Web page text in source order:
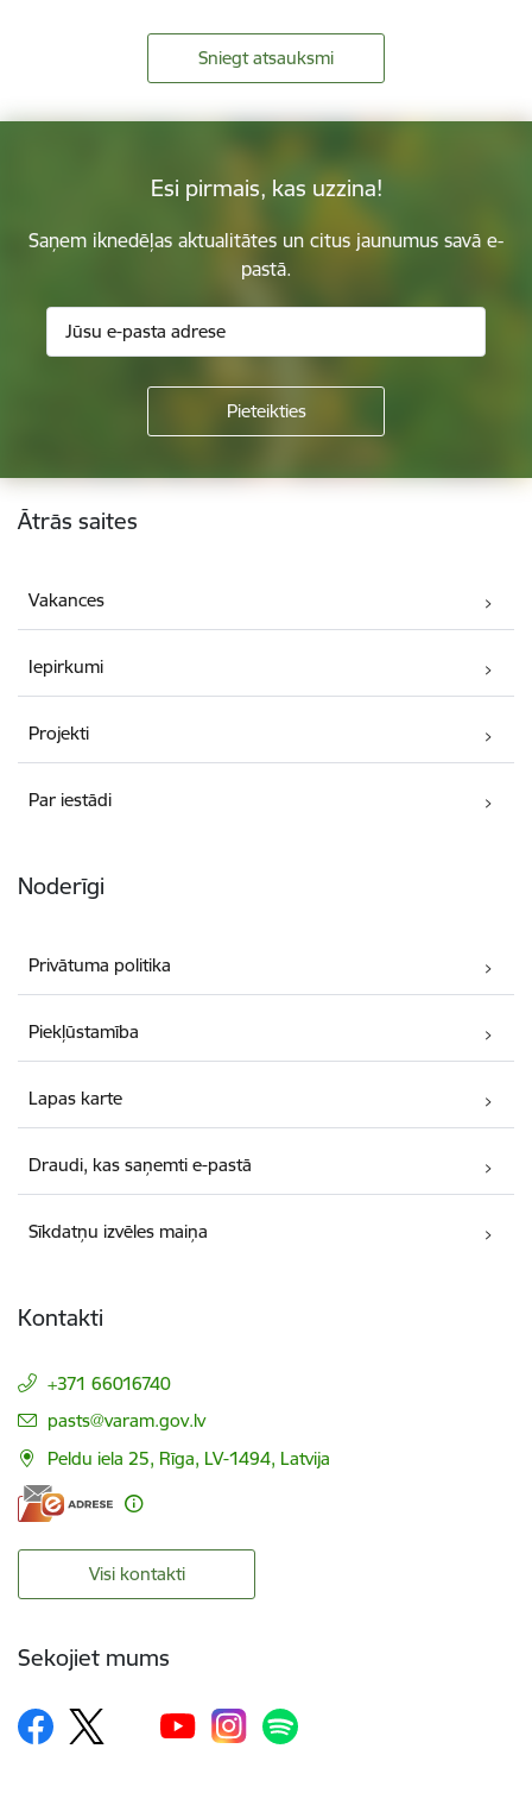
Sniegt atsauksmi
Esi pirmais, kas uzzina!
Saņem iknedēļas aktualitātes un citus jaunumus savā e-
pastā.
Kājene
Ātrās saites
Vakances
Iepirkumi
Projekti
Par iestādi
Noderīgi
Privātuma politika
Piekļūstamība
Lapas karte
Draudi, kas saņemti e-pastā
Sīkdatņu izvēles maiņa
Kontakti
+371 66016740
E-pasts:
pasts@varam.gov.lv
Peldu iela 25, Rīga, LV-1494, Latvija
Visi kontakti
Sekojiet mums